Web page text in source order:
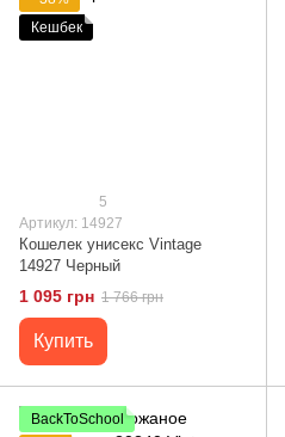
Кешбек
5
Артикул: 14927
Кошелек унисекс Vintage
14927 Черный
1 095 грн 1 766 грн
Купить
BackToSchool